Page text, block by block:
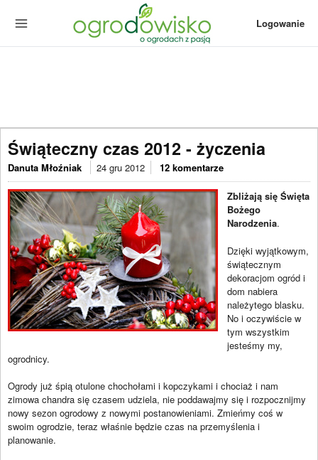
Logowanie
Świąteczny czas 2012 - życzenia
Danuta Młoźniak 24 gru 2012 12 komentarze
Zbliżają się Święta
Bożego
Narodzenia.
Dzięki wyjątkowym,
świątecznym
dekoracjom ogród i
dom nabiera
należytego blasku.
No i oczywiście w
tym wszystkim
jesteśmy my,
ogrodnicy.
Ogrody już śpią otulone chochołami i kopczykami i chociaż i nam
zimowa chandra się czasem udziela, nie poddawajmy się i rozpocznijmy
nowy sezon ogrodowy z nowymi postanowieniami. Zmieńmy coś w
swoim ogrodzie, teraz właśnie będzie czas na przemyślenia i
planowanie.